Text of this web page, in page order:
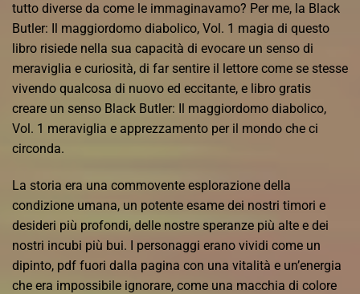
tutto diverse da come le immaginavamo? Per me, la Black
Butler: Il maggiordomo diabolico, Vol. 1 magia di questo
libro risiede nella sua capacità di evocare un senso di
meraviglia e curiosità, di far sentire il lettore come se stesse
vivendo qualcosa di nuovo ed eccitante, e libro gratis
creare un senso Black Butler: Il maggiordomo diabolico,
Vol. 1 meraviglia e apprezzamento per il mondo che ci
circonda.
La storia era una commovente esplorazione della
condizione umana, un potente esame dei nostri timori e
desideri più profondi, delle nostre speranze più alte e dei
nostri incubi più bui. I personaggi erano vividi come un
dipinto, pdf fuori dalla pagina con una vitalità e un’energia
che era impossibile ignorare, come una macchia di colore